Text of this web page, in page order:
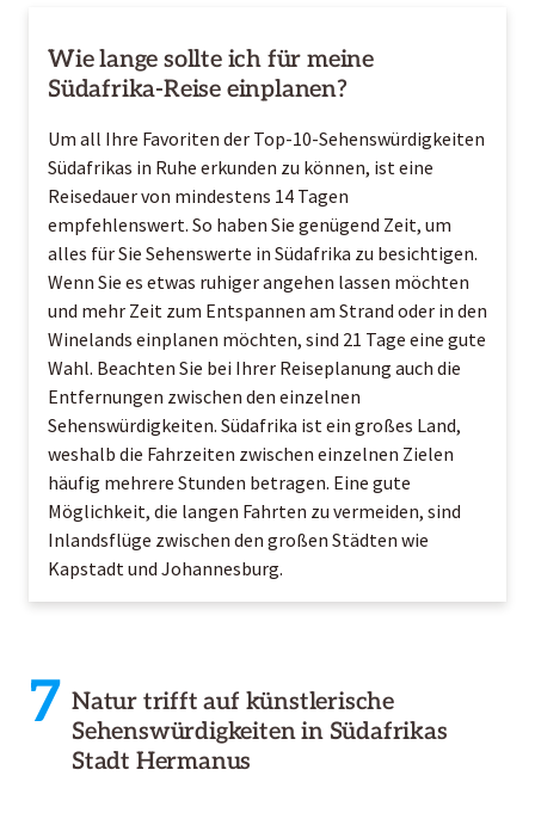
Wie lange sollte ich für meine
Südafrika-Reise einplanen?
Um all Ihre Favoriten der Top-10-Sehenswürdigkeiten
Südafrikas in Ruhe erkunden zu können, ist eine
Reisedauer von mindestens 14 Tagen
empfehlenswert. So haben Sie genügend Zeit, um
alles für Sie Sehenswerte in Südafrika zu besichtigen.
Wenn Sie es etwas ruhiger angehen lassen möchten
und mehr Zeit zum Entspannen am Strand oder in den
Winelands einplanen möchten, sind 21 Tage eine gute
Wahl. Beachten Sie bei Ihrer Reiseplanung auch die
Entfernungen zwischen den einzelnen
Sehenswürdigkeiten. Südafrika ist ein großes Land,
weshalb die Fahrzeiten zwischen einzelnen Zielen
häufig mehrere Stunden betragen. Eine gute
Möglichkeit, die langen Fahrten zu vermeiden, sind
Inlandsflüge zwischen den großen Städten wie
Kapstadt und Johannesburg.
7 Natur trifft auf künstlerische
Sehenswürdigkeiten in Südafrikas
Stadt Hermanus